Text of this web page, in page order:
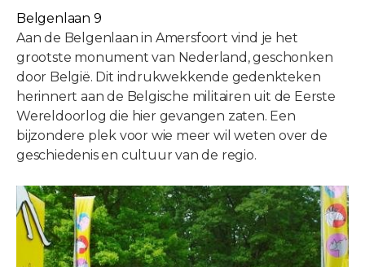
Belgenlaan 9
Aan de Belgenlaan in Amersfoort vind je het
grootste monument van Nederland, geschonken
door België. Dit indrukwekkende gedenkteken
herinnert aan de Belgische militairen uit de Eerste
Wereldoorlog die hier gevangen zaten. Een
bijzondere plek voor wie meer wil weten over de
geschiedenis en cultuur van de regio.